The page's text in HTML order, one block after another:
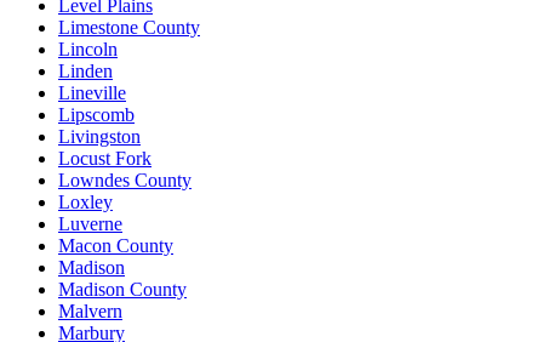
Level Plains
Limestone County
Lincoln
Linden
Lineville
Lipscomb
Livingston
Locust Fork
Lowndes County
Loxley
Luverne
Macon County
Madison
Madison County
Malvern
Marbury